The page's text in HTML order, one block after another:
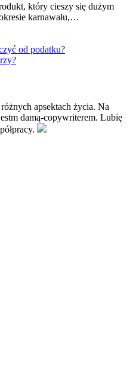
który cieszy się dużym
karnawału,…
od podatku?
apsektach życia. Na
damą-copywriterem. Lubię